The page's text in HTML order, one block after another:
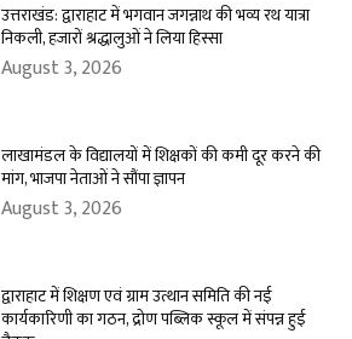
उत्तराखंड: द्वाराहाट में भगवान जगन्नाथ की भव्य रथ यात्रा
निकली, हजारों श्रद्धालुओं ने लिया हिस्सा
August 3, 2026
लाखामंडल के विद्यालयों में शिक्षकों की कमी दूर करने की
मांग, भाजपा नेताओं ने सौंपा ज्ञापन
August 3, 2026
द्वाराहाट में शिक्षण एवं ग्राम उत्थान समिति की नई
कार्यकारिणी का गठन, द्रोण पब्लिक स्कूल में संपन्न हुई